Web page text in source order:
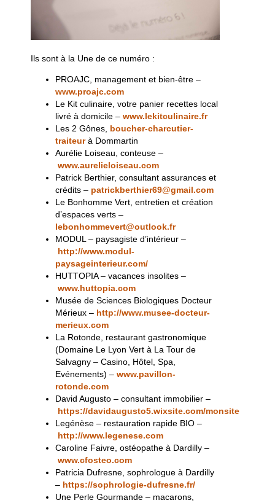
Ils sont à la Une de ce numéro :
PROAJC, management et bien-être –
www.proajc.com
Le Kit culinaire, votre panier recettes local
livré à domicile –www.lekitculinaire.fr
Les 2 Gônes, boucher-charcutier-
traiteurà Dommartin
Aurélie Loiseau, conteuse –
www.aurelieloiseau.com
Patrick Berthier, consultant assurances et
crédits – patrickberthier69@gmail.com
Le Bonhomme Vert, entretien et création
d’espaces verts –
lebonhommevert@outlook.fr
MODUL – paysagiste d’intérieur –
http://www.modul-
paysageinterieur.com/
HUTTOPIA – vacances insolites –
www.huttopia.com
Musée de Sciences Biologiques Docteur
Mérieux – http://www.musee-docteur-
merieux.com
La Rotonde, restaurant gastronomique
(Domaine Le Lyon Vert à La Tour de
Salvagny – Casino, Hôtel, Spa,
Evénements) –www.pavillon-
rotonde.com
David Augusto – consultant immobilier –
https://davidaugusto5.wixsite.com/monsite
Legénèse – restauration rapide BIO –
http://www.legenese.com
Caroline Faivre, ostéopathe à Dardilly –
www.cfosteo.com
Patricia Dufresne, sophrologue à Dardilly
– https://sophrologie-dufresne.fr/
Une Perle Gourmande – macarons,